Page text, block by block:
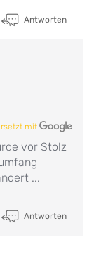
Antworten
mit
vor Stolz
...
Antworten